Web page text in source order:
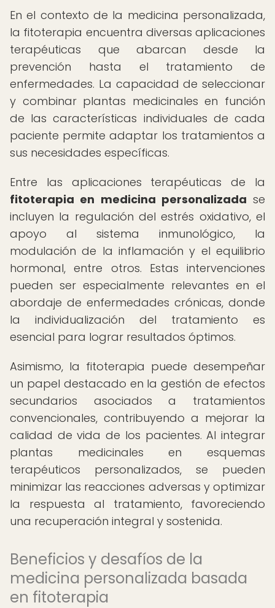
En el contexto de la medicina personalizada,
la fitoterapia encuentra diversas aplicaciones
terapéuticas que abarcan desde la
prevención hasta el tratamiento de
enfermedades. La capacidad de seleccionar
y combinar plantas medicinales en función
de las características individuales de cada
paciente permite adaptar los tratamientos a
sus necesidades específicas.
Entre las aplicaciones terapéuticas de la
fitoterapia en medicina personalizada se
incluyen la regulación del estrés oxidativo, el
apoyo al sistema inmunológico, la
modulación de la inflamación y el equilibrio
hormonal, entre otros. Estas intervenciones
pueden ser especialmente relevantes en el
abordaje de enfermedades crónicas, donde
la individualización del tratamiento es
esencial para lograr resultados óptimos.
Asimismo, la fitoterapia puede desempeñar
un papel destacado en la gestión de efectos
secundarios asociados a tratamientos
convencionales, contribuyendo a mejorar la
calidad de vida de los pacientes. Al integrar
plantas medicinales en esquemas
terapéuticos personalizados, se pueden
minimizar las reacciones adversas y optimizar
la respuesta al tratamiento, favoreciendo
una recuperación integral y sostenida.
Beneficios y desafíos de la
medicina personalizada basada
en fitoterapia